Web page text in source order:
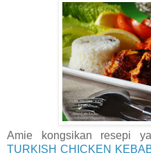
Amie kongsikan resepi
TURKISH CHICKEN